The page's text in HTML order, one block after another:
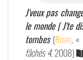
J'veux pas
le monde | J'te
tombes (Rohff, «
fâchés 4, 2008)